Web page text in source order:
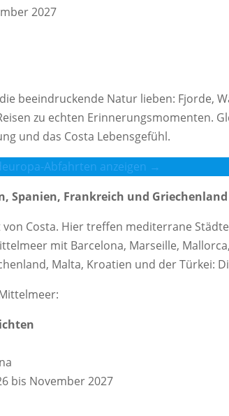
2027
beeindruckende Natur lieben: Fjorde,
zu echten Erinnerungsmomenten.
und das Costa Lebensgefühl.
Abfahrten anzeigen →
Spanien, Frankreich und Griechenland
Costa. Hier treffen mediterrane
mit Barcelona, Marseille,
Malta, Kroatien und der Türkei:
bis November 2027